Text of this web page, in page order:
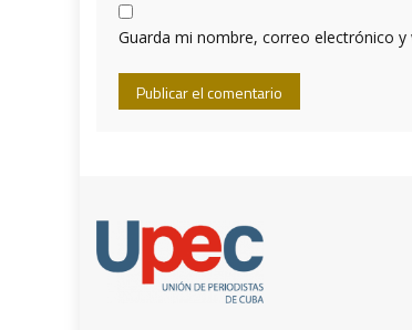
Guarda mi nombre, correo electrónico